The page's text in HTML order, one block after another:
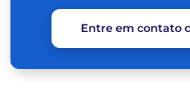
Entre em contato